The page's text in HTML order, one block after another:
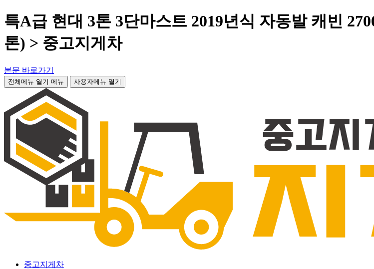
특A급 현대 3톤 3단마스트 2019년식 자동발 캐빈
톤) > 중고지게차
본문 바로가기
전체메뉴 열기 메뉴 사용자메뉴 열기
중고지게차